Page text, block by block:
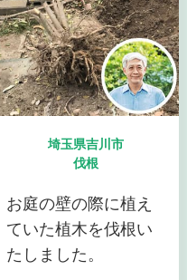
埼玉県吉川市
伐根
お庭の壁の際に植え
ていた植木を伐根い
たしました。